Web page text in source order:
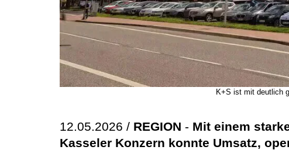
K+S ist mit deutlich
12.05.2026 / REGION - Mit einem
Kasseler Konzern konnte Umsatz,